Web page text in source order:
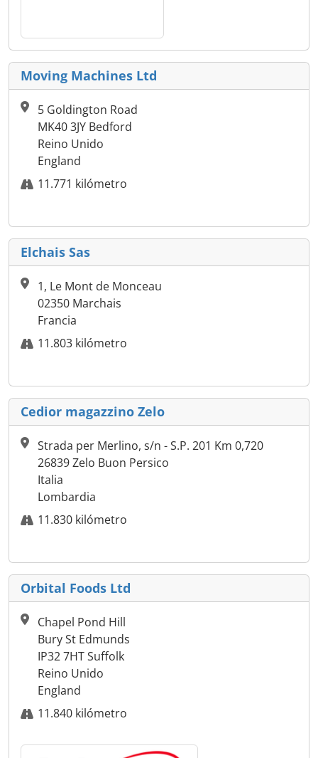
Moving Machines Ltd
5 Goldington Road
MK40 3JY Bedford
Reino Unido
England
11.771 kilómetro
Elchais Sas
1, Le Mont de Monceau
02350 Marchais
Francia
11.803 kilómetro
Cedior magazzino Zelo
Strada per Merlino, s/n - S.P. 201 Km 0,720
26839 Zelo Buon Persico
Italia
Lombardia
11.830 kilómetro
Orbital Foods Ltd
Chapel Pond Hill
Bury St Edmunds
IP32 7HT Suffolk
Reino Unido
England
11.840 kilómetro